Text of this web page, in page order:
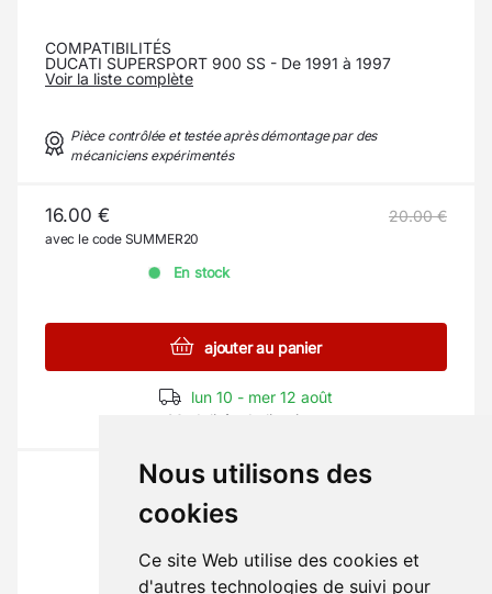
Nous utilisons des
cookies
Ce site Web utilise des cookies et
d'autres technologies de suivi pour
COMPATIBILITÉS
DUCATI SUPERSPORT 900 SS - De 1991 à 1997
Voir la liste complète
Pièce contrôlée et testée après démontage par des
mécaniciens expérimentés
16.00 € 20.00 €
avec le code SUMMER20
En stock
ajouter au panier
lun 10 - mer 12 août
Modalités de livraison
La pièce qu'il vous faut ?